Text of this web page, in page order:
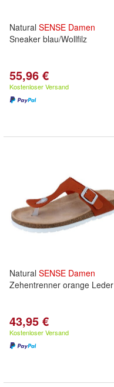
Natural SENSE Damen
Sneaker blau/Wollfilz
55,96 €
Kostenloser Versand
Natural SENSE Damen
Zehentrenner orange Leder
43,95 €
Kostenloser Versand